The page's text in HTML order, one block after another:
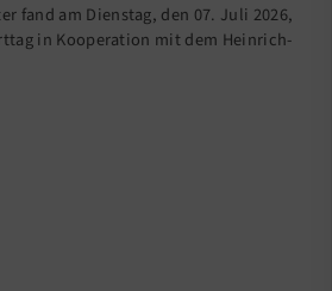
fand am Dienstag, den 07. Juli 2026,
in Kooperation mit dem Heinrich-